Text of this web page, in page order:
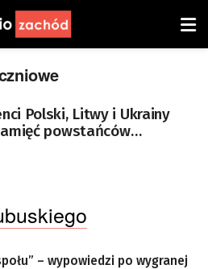
Polski, Litwy i Ukrainy
powstańców
– wypowiedzi po wygranej